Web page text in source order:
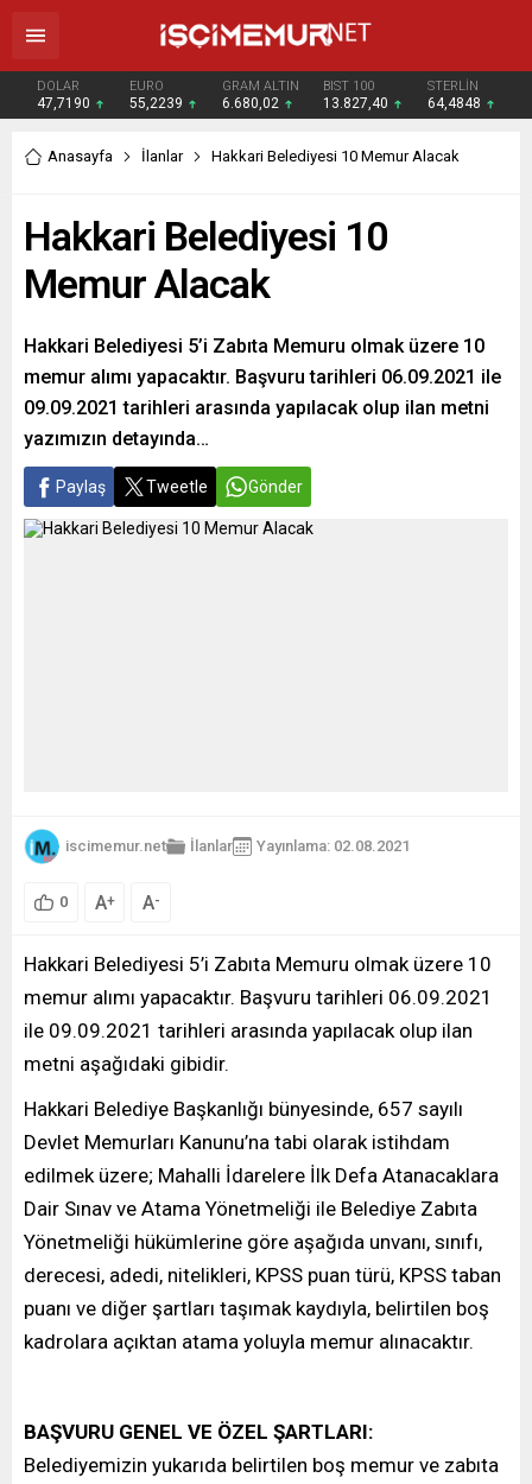
DOLAR
47,7190
EURO
55,2239
GRAM ALTIN
6.680,02
BIST 100
13.827,40
STERLİN
64,4848
Anasayfa İlanlar Hakkari Belediyesi 10 Memur Alacak
Hakkari Belediyesi 10
Memur Alacak
Hakkari Belediyesi 5’i Zabıta Memuru olmak üzere 10
memur alımı yapacaktır. Başvuru tarihleri 06.09.2021 ile
09.09.2021 tarihleri arasında yapılacak olup ilan metni
yazımızın detayında…
Paylaş Tweetle Gönder
iscimemur.net İlanlar Yayınlama: 02.08.2021
0 A+ A-
Hakkari Belediyesi 5’i Zabıta Memuru olmak üzere 10
memur alımı yapacaktır. Başvuru tarihleri 06.09.2021
ile 09.09.2021 tarihleri arasında yapılacak olup ilan
metni aşağıdaki gibidir.
Hakkari Belediye Başkanlığı bünyesinde, 657 sayılı
Devlet Memurları Kanunu’na tabi olarak istihdam
edilmek üzere; Mahalli İdarelere İlk Defa Atanacaklara
Dair Sınav ve Atama Yönetmeliği ile Belediye Zabıta
Yönetmeliği hükümlerine göre aşağıda unvanı, sınıfı,
derecesi, adedi, nitelikleri, KPSS puan türü, KPSS taban
puanı ve diğer şartları taşımak kaydıyla, belirtilen boş
kadrolara açıktan atama yoluyla memur alınacaktır.
BAŞVURU GENEL VE ÖZEL ŞARTLARI:
Belediyemizin yukarıda belirtilen boş memur ve zabıta